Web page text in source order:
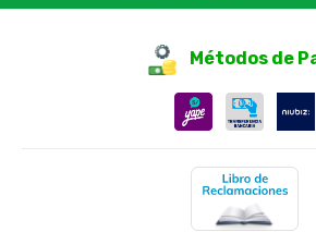
Métodos de